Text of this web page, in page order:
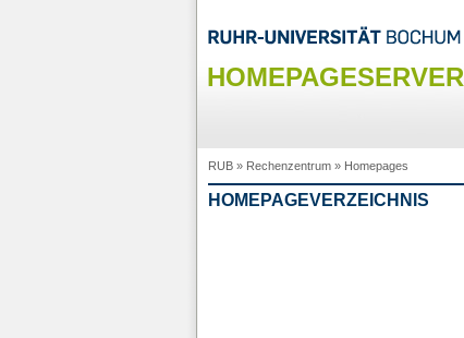
HOMEPAGESERVER
RUB» Rechenzentrum» Homepages
HOMEPAGEVERZEICHNIS